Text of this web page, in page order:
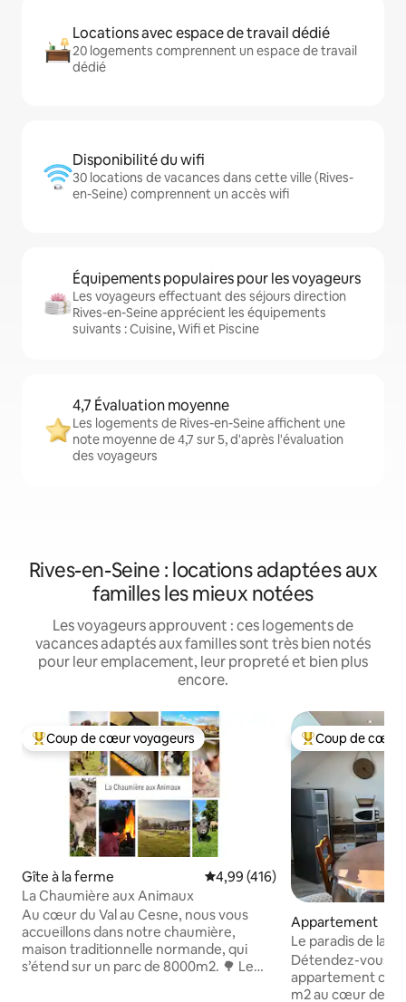
Locations avec espace de travail dédié
20 logements comprennent un espace de travail
dédié
Disponibilité du wifi
30 locations de vacances dans cette ville (Rives-
en-Seine) comprennent un accès wifi
Équipements populaires pour les voyageurs
Les voyageurs effectuant des séjours direction
Rives-en-Seine apprécient les équipements
suivants : Cuisine, Wifi et Piscine
4,7 Évaluation moyenne
Les logements de Rives-en-Seine affichent une
note moyenne de 4,7 sur 5, d'après l'évaluation
des voyageurs
Rives-en-Seine : locations adaptées aux
familles les mieux notées
Les voyageurs approuvent : ces logements de
vacances adaptés aux familles sont très bien notés
pour leur emplacement, leur propreté et bien plus
encore.
Coups de cœur voyageurs les plus appréciés
Coup de cœur voyageurs
Gîte à la ferme Évaluation moyenne sur la
4,99 (416)
La Chaumière aux Animaux
Au cœur du Val au Cesne, nous vous
accueillons dans notre chaumière,
maison traditionnelle normande, qui
s’étend sur un parc de 8000m2. 🌳 Le
Coups de cœur
Coup de cœur
Appartement
Le paradis de la
Détendez-vous
appartement
m2 au cœur de la campagne et du parc